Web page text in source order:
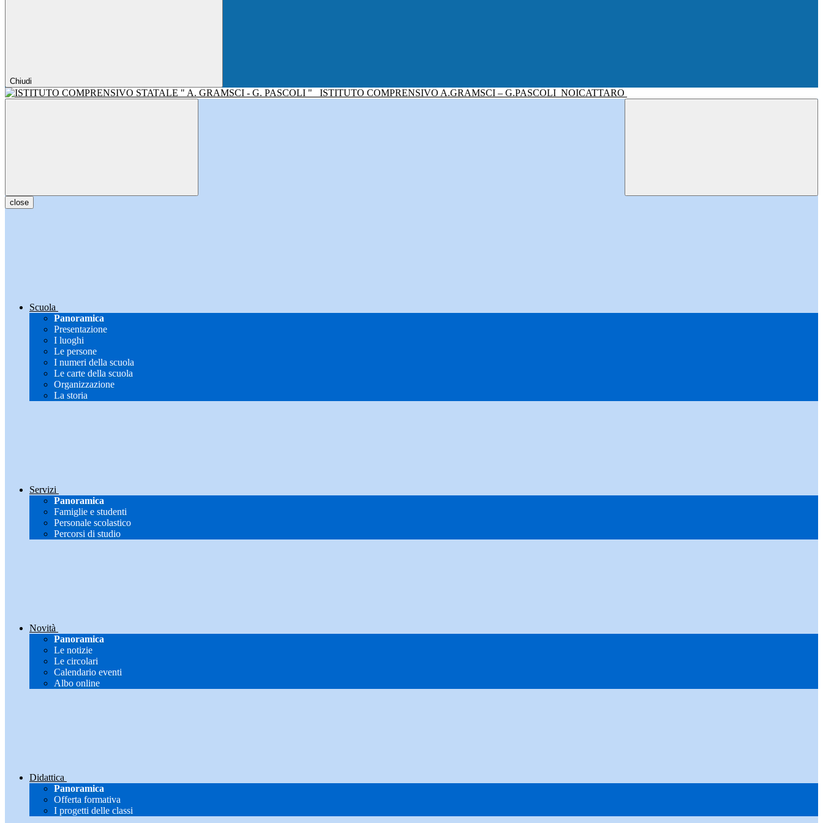
Chiudi
ISTITUTO COMPRENSIVO A.GRAMSCI – G.PASCOLI NOICATTARO
close
Scuola
Panoramica
Presentazione
I luoghi
Le persone
I numeri della scuola
Le carte della scuola
Organizzazione
La storia
Servizi
Panoramica
Famiglie e studenti
Personale scolastico
Percorsi di studio
Novità
Panoramica
Le notizie
Le circolari
Calendario eventi
Albo online
Didattica
Panoramica
Offerta formativa
I progetti delle classi